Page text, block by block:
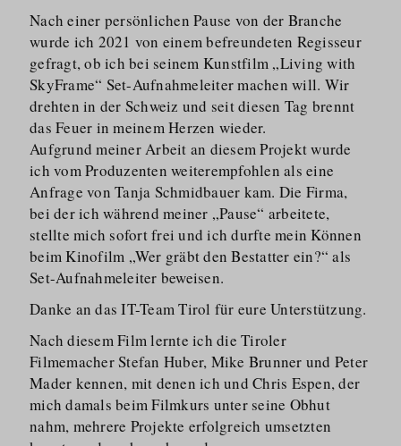
Nach einer persönlichen Pause von der Branche
wurde ich 2021 von einem befreundeten Regisseur
gefragt, ob ich bei seinem Kunstfilm „Living with
SkyFrame“ Set-Aufnahmeleiter machen will. Wir
drehten in der Schweiz und seit diesen Tag brennt
das Feuer in meinem Herzen wieder.
Aufgrund meiner Arbeit an diesem Projekt wurde
ich vom Produzenten weiterempfohlen als eine
Anfrage von Tanja Schmidbauer kam. Die Firma,
bei der ich während meiner „Pause“ arbeitete,
stellte mich sofort frei und ich durfte mein Können
beim Kinofilm „Wer gräbt den Bestatter ein?“ als
Set-Aufnahmeleiter beweisen.
Danke an das IT-Team Tirol für eure Unterstützung.
Nach diesem Film lernte ich die Tiroler
Filmemacher Stefan Huber, Mike Brunner und Peter
Mader kennen, mit denen ich und Chris Espen, der
mich damals beim Filmkurs unter seine Obhut
nahm, mehrere Projekte erfolgreich umsetzten